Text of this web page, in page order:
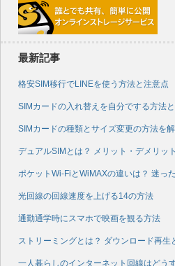
最新記事
格安SIM移行でLINEを使う方法と注意点
SIMカードの入れ替えを自分でする方法
SIMカードの種類とサイズ変更の方法を
デュアルSIMとは？ メリット・デメリッ
ポケットWi-FiとWiMAXの違いは？ 迷っ
光回線の回線速度を上げる14の方法
通勤通学時にスマホで映画を観る方法
ストリーミングとは？ ダウンロード再生
一人暮らしのインターネット回線はどう